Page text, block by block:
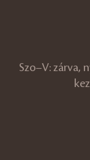
Szo–V: zárva,